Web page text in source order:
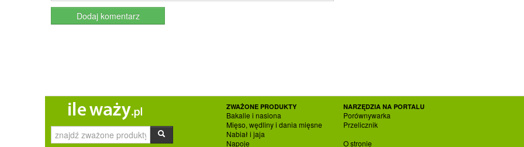
ZWAŻONE PRODUKTY
Bakalie i nasiona
Mięso, wędliny i dania mięsne
Nabiał i jaja
Napoje
NARZĘDZIA NA PORTALU
Porównywarka
Przelicznik
O stronie